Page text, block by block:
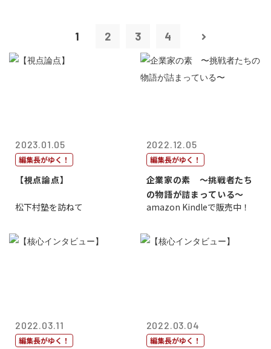
1 2 3 4
2023.01.05
編集長がゆく！
【視点論点】
松下村塾を訪ねて
2022.12.05
編集長がゆく！
企業家の素 〜挑戦者たち
の物語が詰まっている〜
amazon Kindleで販売中！
2022.03.11
編集長がゆく！
2022.03.04
編集長がゆく！